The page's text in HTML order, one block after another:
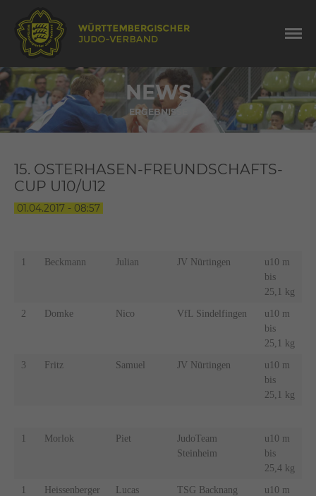
NEWS
ERGEBNISSE
15. OSTERHASEN-FREUNDSCHAFTS-
CUP U10/U12
01.04.2017 - 08:57
1 Beckmann Julian JV Nürtingen
u10 m
bis
25,1 kg
2 Domke Nico VfL Sindelfingen
u10 m
bis
25,1 kg
3 Fritz Samuel JV Nürtingen
u10 m
bis
25,1 kg
1 Morlok Piet
JudoTeam
Steinheim
u10 m
bis
25,4 kg
1 Heissenberger Lucas TSG Backnang
u10 m